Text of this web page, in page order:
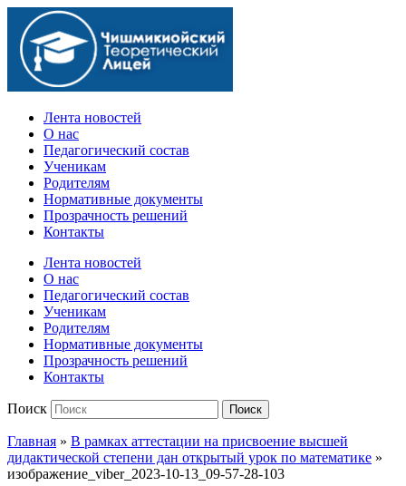
Официальный сайт учебного заведения
Лента новостей
О нас
Педагогический состав
Ученикам
Родителям
Нормативные документы
Прозрачность решений
Контакты
Лента новостей
О нас
Педагогический состав
Ученикам
Родителям
Нормативные документы
Прозрачность решений
Контакты
Поиск Поиск
Главная » В рамках аттестации на присвоение высшей
дидактической степени дан открытый урок по математике »
изображение_viber_2023-10-13_09-57-28-103